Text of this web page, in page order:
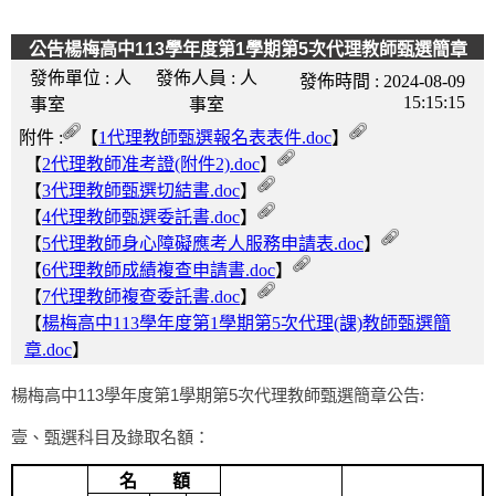
公告楊梅高中113學年度第1學期第5次代理教師甄選簡章
發佈單位 : 人
事室
發佈人員 : 人
事室
發佈時間 : 2024-08-09
15:15:15
附件 :
【1代理教師甄選報名表表件.doc】
【2代理教師准考證(附件2).doc】
【3代理教師甄選切結書.doc】
【4代理教師甄選委託書.doc】
【5代理教師身心障礙應考人服務申請表.doc】
【6代理教師成績複查申請書.doc】
【7代理教師複查委託書.doc】
【楊梅高中113學年度第1學期第5次代理(課)教師甄選簡
章.doc】
楊梅高中113學年度第1學期第5次代理教師甄選簡章公告:
壹、甄選科目及錄取名額：
名
額